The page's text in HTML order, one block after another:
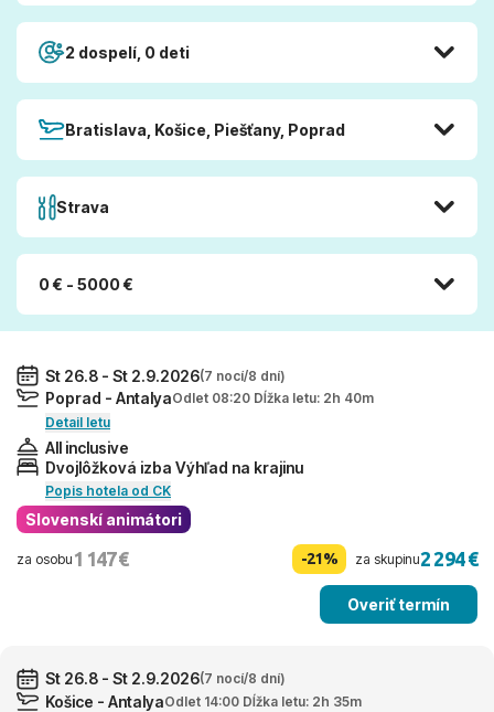
2 dospelí, 0 deti
Bratislava, Košice, Piešťany, Poprad
Strava
0 € - 5000 €
St 26.8 - St 2.9.2026(7 nocí/8 dní)
Poprad - AntalyaOdlet 08:20 Dĺžka letu: 2h 40m
Detail letu
All inclusive
Dvojlôžková izba Výhľad na krajinu
Popis hotela od CK
Slovenskí animátori
za osobu 1 147 € -21% za skupinu2 294 €
Overiť termín
St 26.8 - St 2.9.2026(7 nocí/8 dní)
Košice - AntalyaOdlet 14:00 Dĺžka letu: 2h 35m